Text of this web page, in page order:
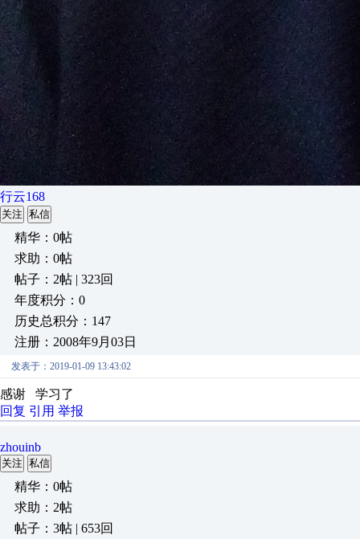
行云168
关注 私信
精华：0帖
求助：0帖
帖子：2帖 | 323回
年度积分：0
历史总积分：147
注册：2008年9月03日
发表于：2019-01-09 13:43:02
感谢 学习了
回复 引用 举报
zhouinb
关注 私信
精华：0帖
求助：2帖
帖子：3帖 | 653回